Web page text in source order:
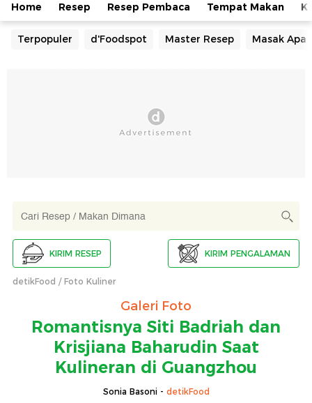
Home Resep Resep Pembaca Tempat Makan
Terpopuler d'Foodspot Master Resep Masak Apa
KIRIM RESEP KIRIM PENGALAMAN
detikFood Foto Kuliner
Galeri Foto
Romantisnya Siti Badriah dan
Krisjiana Baharudin Saat
Kulineran di Guangzhou
Sonia Basoni - detikFood